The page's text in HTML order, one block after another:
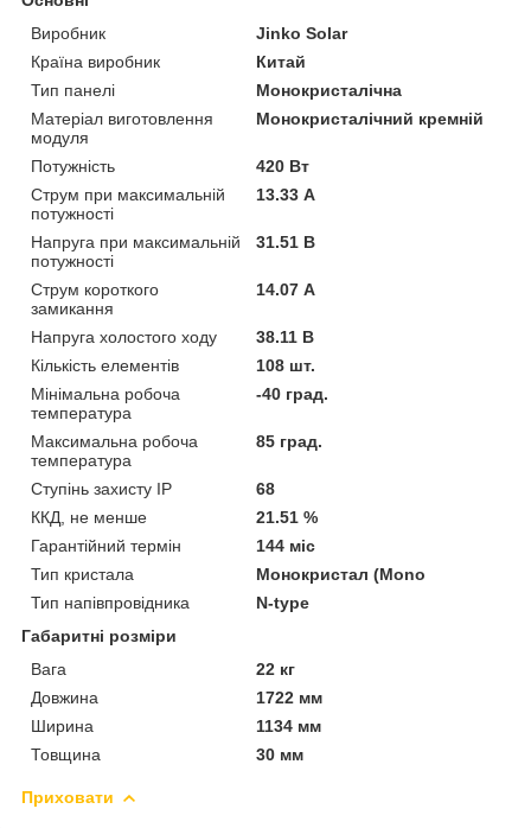
Виробник
Jinko Solar
Країна виробник
Китай
Тип панелі
Монокристалічна
Матеріал виготовлення
модуля
Монокристалічний кремній
Потужність
420 Вт
Струм при максимальній
потужності
13.33 А
Напруга при максимальній
потужності
31.51 В
Струм короткого
замикання
14.07 А
Напруга холостого ходу
38.11 В
Кількість елементів
108 шт.
Мінімальна робоча
температура
-40 град.
Максимальна робоча
температура
85 град.
Ступінь захисту IP
68
ККД, не менше
21.51 %
Гарантійний термін
144 міс
Тип кристала
Монокристал (Mono
Тип напівпровідника
N-type
Габаритні розміри
Вага
22 кг
Довжина
1722 мм
Ширина
1134 мм
Товщина
30 мм
Приховати